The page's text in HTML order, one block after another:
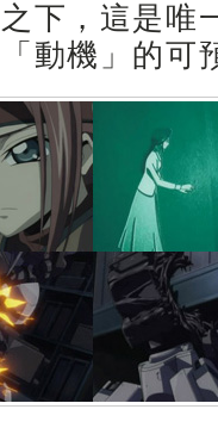
下，這是唯
動機」的可